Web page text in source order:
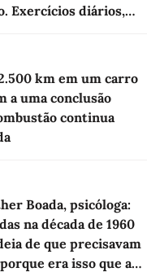
Exercícios diários,
km em um carro
a uma conclusão
continua
Boada, psicóloga:
na década de 1960
de que precisavam
era isso que a